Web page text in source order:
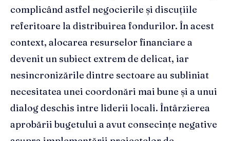
complicând astfel negocierile și discuțiile
referitoare la distribuirea fondurilor. În acest
context, alocarea resurselor financiare a
devenit un subiect extrem de delicat, iar
nesincronizările dintre sectoare au subliniat
necesitatea unei coordonări mai bune și a unui
dialog deschis între liderii locali. Întârzierea
aprobării bugetului a avut consecințe negative